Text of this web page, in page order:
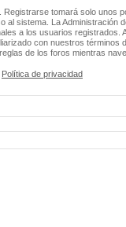
Registrarse tomará solo unos
al sistema. La Administración
a los usuarios registrados.
con nuestros términos
de los foros mientras
Política de privacidad